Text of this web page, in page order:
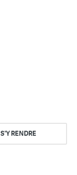
S'Y RENDRE